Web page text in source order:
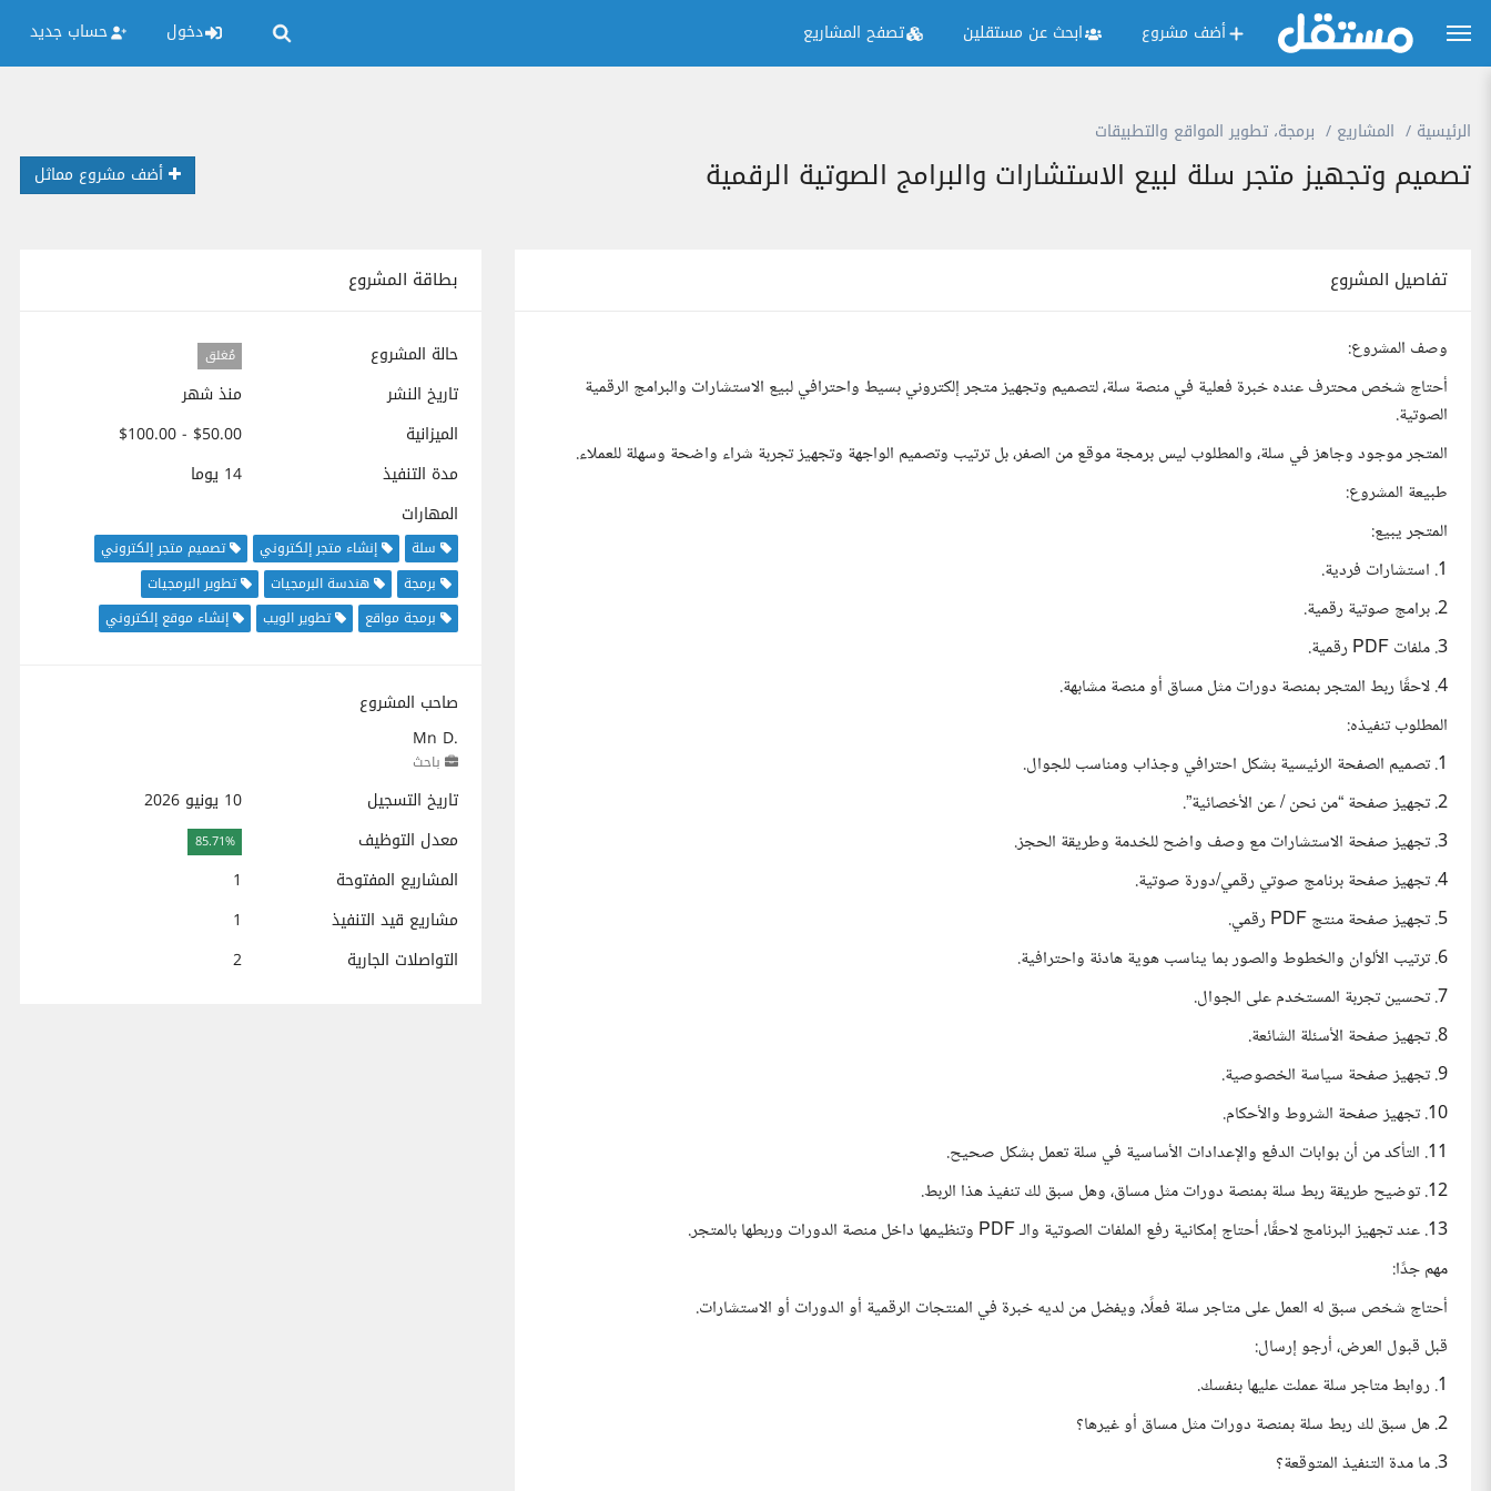
أضف مشروع ابحث عن مستقلين تصفح المشاريع دخول حساب جديد
الرئيسية المشاريع برمجة، تطوير المواقع والتطبيقات
تصميم وتجهيز متجر سلة لبيع الاستشارات والبرامج الصوتية الرقمية أضف مشروع مماثل
بطاقة المشروع
حالة المشروع مُغلق
تاريخ النشر
منذ شهر
الميزانية
$50.00 - $100.00
مدة التنفيذ
14 يوما
المهارات
سلة إنشاء متجر إلكتروني
تصميم متجر إلكتروني
برمجة
هندسة البرمجيات
تطوير البرمجيات
برمجة مواقع
تطوير الويب إنشاء موقع إلكتروني
صاحب المشروع
Mn D.
باحث
تاريخ التسجيل
10 يونيو 2026
معدل التوظيف
85.71%
المشاريع المفتوحة
1
مشاريع قيد التنفيذ
1
التواصلات الجارية
2
تفاصيل المشروع
وصف المشروع:
أحتاج شخص محترف عنده خبرة فعلية في منصة سلة، لتصميم وتجهيز متجر إلكتروني بسيط واحترافي لبيع الاستشارات والبرامج الرقمية
الصوتية.
المتجر موجود وجاهز في سلة، والمطلوب ليس برمجة موقع من الصفر، بل ترتيب وتصميم الواجهة وتجهيز تجربة شراء واضحة وسهلة للعملاء.
طبيعة المشروع:
المتجر يبيع:
1. استشارات فردية.
2. برامج صوتية رقمية.
3. ملفات PDF رقمية.
4. لاحقًا ربط المتجر بمنصة دورات مثل مساق أو منصة مشابهة.
المطلوب تنفيذه:
1. تصميم الصفحة الرئيسية بشكل احترافي وجذاب ومناسب للجوال.
2. تجهيز صفحة “من نحن / عن الأخصائية”.
3. تجهيز صفحة الاستشارات مع وصف واضح للخدمة وطريقة الحجز.
4. تجهيز صفحة برنامج صوتي رقمي/دورة صوتية.
5. تجهيز صفحة منتج PDF رقمي.
6. ترتيب الألوان والخطوط والصور بما يناسب هوية هادئة واحترافية.
7. تحسين تجربة المستخدم على الجوال.
8. تجهيز صفحة الأسئلة الشائعة.
9. تجهيز صفحة سياسة الخصوصية.
10. تجهيز صفحة الشروط والأحكام.
11. التأكد من أن بوابات الدفع والإعدادات الأساسية في سلة تعمل بشكل صحيح.
12. توضيح طريقة ربط سلة بمنصة دورات مثل مساق، وهل سبق لك تنفيذ هذا الربط.
13. عند تجهيز البرنامج لاحقًا، أحتاج إمكانية رفع الملفات الصوتية والـ PDF وتنظيمها داخل منصة الدورات وربطها بالمتجر.
مهم جدًا:
أحتاج شخص سبق له العمل على متاجر سلة فعلًا، ويفضل من لديه خبرة في المنتجات الرقمية أو الدورات أو الاستشارات.
قبل قبول العرض، أرجو إرسال:
1. روابط متاجر سلة عملت عليها بنفسك.
2. هل سبق لك ربط سلة بمنصة دورات مثل مساق أو غيرها؟
3. ما مدة التنفيذ المتوقعة؟